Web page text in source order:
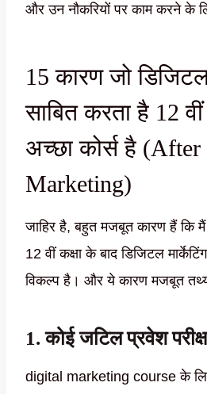
और उन नौकरियों पर काम करने के
15 कारण जो
साबित करता है 12
अच्छा कोर्स है
Marketing)
जाहिर है, बहुत मजबूत कारण हैं कि
12 वीं कक्षा के बाद डिजिटल
विकल्प है। और ये कारण मजबूत
1. कोई जटिल प्रवेश
digital marketing course के